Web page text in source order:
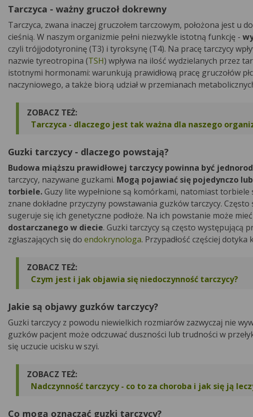
Tarczyca - ważny gruczoł dokrewny
Tarczyca, zwana inaczej gruczołem tarczowym, położona jest u
cieśnią. W naszym organizmie pełni niezwykle istotną funkcję -
czyli trójjodotyroninę (T3) i tyroksynę (T4). Na pracę tarczycy
nazwie tyreotropina (TSH) wpływa na ilość wydzielanych przez
istotnymi hormonami: warunkują prawidłową pracę gruczołów
naczyniowego, a także biorą udział w przemianach
ZOBACZ TEŻ:
Tarczyca - dlaczego jest tak ważna dla naszego
Guzki tarczycy - dlaczego powstają?
Budowa miąższu prawidłowej tarczycy powinna być
tarczycy, nazywane guzkami. Mogą pojawiać się pojedynczo
torbiele.Guzy lite wypełnione są komórkami, natomiast torbiele
znane dokładne przyczyny powstawania guzków tarczycy.
sugeruje się ich genetyczne podłoże. Na ich powstanie może
dostarczanego w diecie. Guzki tarczycy są często występującą
zgłaszających się do endokrynologa. Przypadłość częściej
ZOBACZ TEŻ:
Czym jest i jak objawia się niedoczynność tarczycy?
Jakie są objawy guzków tarczycy?
Guzki tarczycy z powodu niewielkich rozmiarów zazwyczaj nie
guzków pacjent może odczuwać duszności lub trudności w
się uczucie ucisku w szyi.
ZOBACZ TEŻ:
Nadczynność tarczycy - co to za choroba i jak się ją
Co mogą oznaczać guzki tarczycy?